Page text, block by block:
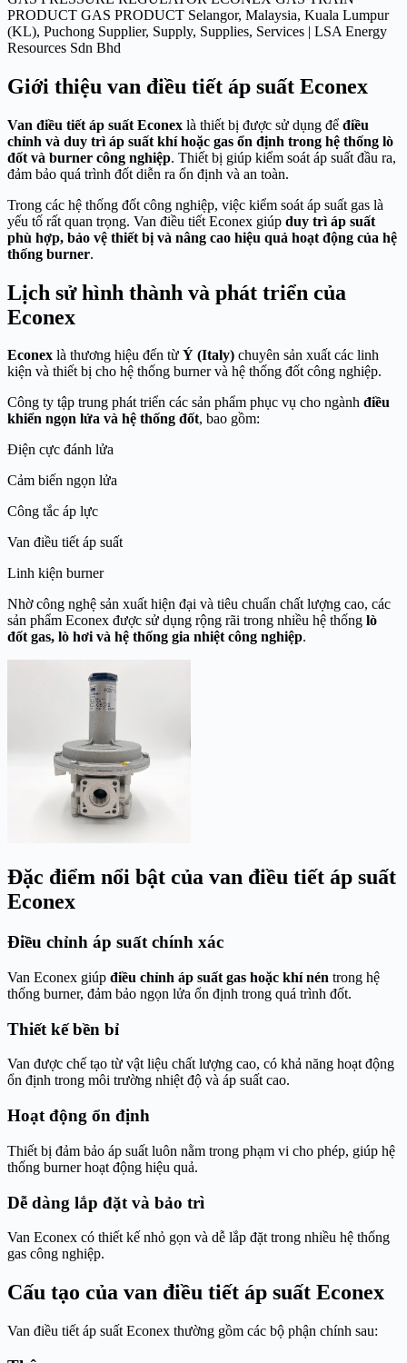
Giới thiệu van điều tiết áp suất Econex
Van điều tiết áp suất Econex là thiết bị được sử dụng để điều
chỉnh và duy trì áp suất khí hoặc gas ổn định trong hệ thống lò
đốt và burner công nghiệp. Thiết bị giúp kiểm soát áp suất đầu ra,
đảm bảo quá trình đốt diễn ra ổn định và an toàn.
Trong các hệ thống đốt công nghiệp, việc kiểm soát áp suất gas là
yếu tố rất quan trọng. Van điều tiết Econex giúp duy trì áp suất
phù hợp, bảo vệ thiết bị và nâng cao hiệu quả hoạt động của hệ
thống burner.
Lịch sử hình thành và phát triển của
Econex
Econex là thương hiệu đến từ Ý (Italy) chuyên sản xuất các linh
kiện và thiết bị cho hệ thống burner và hệ thống đốt công nghiệp.
Công ty tập trung phát triển các sản phẩm phục vụ cho ngành điều
khiển ngọn lửa và hệ thống đốt, bao gồm:
Điện cực đánh lửa
Cảm biến ngọn lửa
Công tắc áp lực
Van điều tiết áp suất
Linh kiện burner
Nhờ công nghệ sản xuất hiện đại và tiêu chuẩn chất lượng cao, các
sản phẩm Econex được sử dụng rộng rãi trong nhiều hệ thống lò
đốt gas, lò hơi và hệ thống gia nhiệt công nghiệp.
Đặc điểm nổi bật của van điều tiết áp suất
Econex
Điều chỉnh áp suất chính xác
Van Econex giúp điều chỉnh áp suất gas hoặc khí nén trong hệ
thống burner, đảm bảo ngọn lửa ổn định trong quá trình đốt.
Thiết kế bền bỉ
Van được chế tạo từ vật liệu chất lượng cao, có khả năng hoạt động
ổn định trong môi trường nhiệt độ và áp suất cao.
Hoạt động ổn định
Thiết bị đảm bảo áp suất luôn nằm trong phạm vi cho phép, giúp hệ
thống burner hoạt động hiệu quả.
Dễ dàng lắp đặt và bảo trì
Van Econex có thiết kế nhỏ gọn và dễ lắp đặt trong nhiều hệ thống
gas công nghiệp.
Cấu tạo của van điều tiết áp suất Econex
Van điều tiết áp suất Econex thường gồm các bộ phận chính sau: